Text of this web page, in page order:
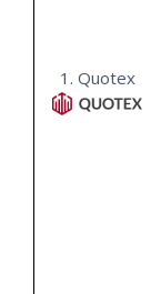
1. Quotex